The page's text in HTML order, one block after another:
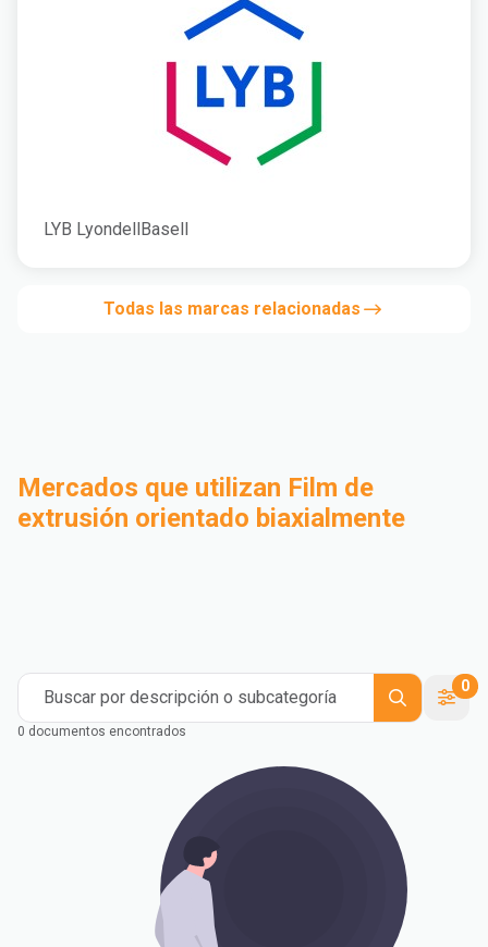
LYB LyondellBasell
Todas las marcas relacionadas
Mercados que utilizan Film de
extrusión orientado biaxialmente
Buscar por descripción o subcategoría
0
0 documentos encontrados